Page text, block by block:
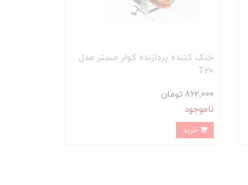
خنک کننده پردازنده کولر مستر مدل
T20
862,000 تومان
ناموجود
خرید